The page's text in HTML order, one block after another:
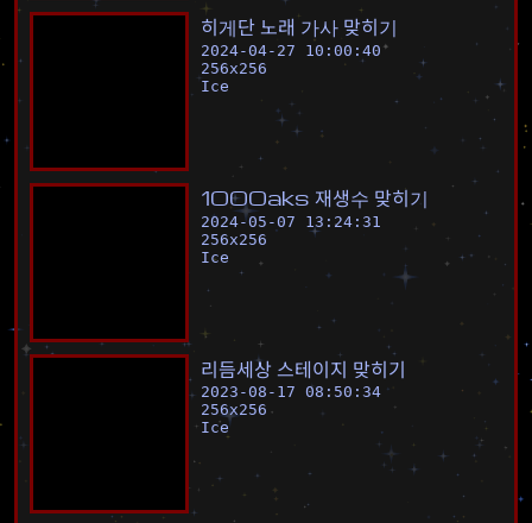
히게단노래 가사 맞히기
2024-04-27 10:00:40
256x256
Ice
1000aks 재생수 맞히기
2024-05-07 13:24:31
256x256
Ice
리듬세상 스테이지 맞히기
2023-08-17 08:50:34
256x256
Ice